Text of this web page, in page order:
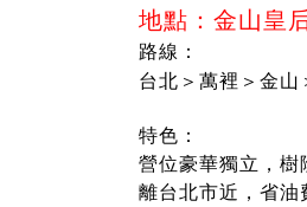
地點：金山皇
路線：
台北＞萬裡＞金山
特色：
營位豪華獨立，樹
離台北市近，省油